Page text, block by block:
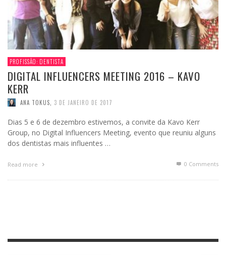
PROFISSÃO: DENTISTA
DIGITAL INFLUENCERS MEETING 2016 – KAVO
KERR
ANA TOKUS, 3 DE JANEIRO DE 2017
Dias 5 e 6 de dezembro estivemos, a convite da Kavo Kerr
Group, no Digital Influencers Meeting, evento que reuniu alguns
dos dentistas mais influentes …
Read more 0 Comments